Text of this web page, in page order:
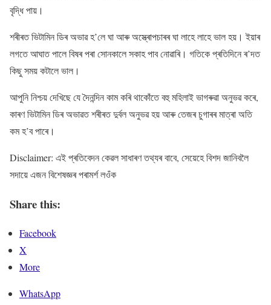
বৃদ্ধি পায়।
শৰীৰত ভিটামিন ডিৰ অভাৱ হ’লে ঘা আৰু অস্ত্ৰোপচাৰৰ ঘা লাহে লাহে ভাল হয়। ইয়াৰ
লগতে আঘাত পালে বিষৰ পৰা সোনকালে সকাহ পাব নোৱাৰি। গতিকে প্ৰতিদিনে ৰ’দত
কিছু সময় কটালে ভাল।
আপুনি নিশ্চয় দেখিছে যে দৈনন্দিন কাম কৰি থাকোঁতে বহু মহিলাই ভাগৰুৱা অনুভৱ কৰে,
কাৰণ ভিটামিন ডিৰ অভাৱত শৰীৰত দুৰ্বল অনুভৱ হয় আৰু তেজৰ চুগাৰৰ মাত্ৰা অতি
কম হ’ব পাৰে।
Disclaimer: এই প্ৰতিবেদন কেৱল সাধাৰণ তথ্যৰ বাবে, সেয়েহে বিশদ জানিবলৈ
সদায়ে এজন বিশেষজ্ঞৰ পৰামৰ্শ লওঁক
Share this:
Facebook
X
More
WhatsApp